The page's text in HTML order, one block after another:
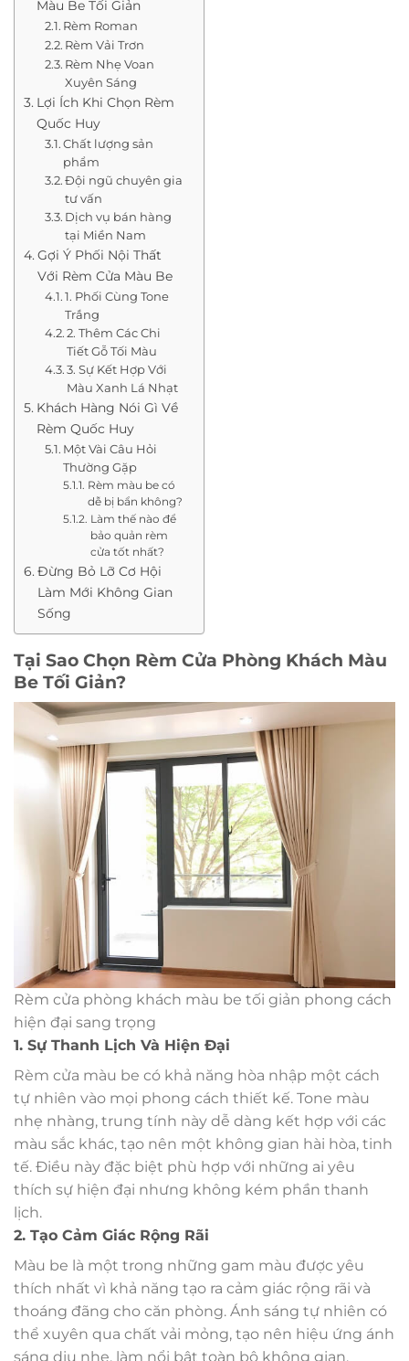
Màu Be Tối Giản
Rèm Roman
Rèm Vải Trơn
Rèm Nhẹ Voan
Xuyên Sáng
Lợi Ích Khi Chọn Rèm
Quốc Huy
Chất lượng sản
phẩm
Đội ngũ chuyên gia
tư vấn
Dịch vụ bán hàng
tại Miền Nam
Gợi Ý Phối Nội Thất
Với Rèm Cửa Màu Be
1. Phối Cùng Tone
Trắng
2. Thêm Các Chi
Tiết Gỗ Tối Màu
3. Sự Kết Hợp Với
Màu Xanh Lá Nhạt
Khách Hàng Nói Gì Về
Rèm Quốc Huy
Một Vài Câu Hỏi
Thường Gặp
Rèm màu be có
dễ bị bẩn không?
Làm thế nào để
bảo quản rèm
cửa tốt nhất?
Đừng Bỏ Lỡ Cơ Hội
Làm Mới Không Gian
Sống
Tại Sao Chọn Rèm Cửa Phòng Khách Màu
Be Tối Giản?
Rèm cửa phòng khách màu be tối giản phong cách
hiện đại sang trọng
1. Sự Thanh Lịch Và Hiện Đại
Rèm cửa màu be có khả năng hòa nhập một cách
tự nhiên vào mọi phong cách thiết kế. Tone màu
nhẹ nhàng, trung tính này dễ dàng kết hợp với các
màu sắc khác, tạo nên một không gian hài hòa, tinh
tế. Điều này đặc biệt phù hợp với những ai yêu
thích sự hiện đại nhưng không kém phần thanh
lịch.
2. Tạo Cảm Giác Rộng Rãi
Màu be là một trong những gam màu được yêu
thích nhất vì khả năng tạo ra cảm giác rộng rãi và
thoáng đãng cho căn phòng. Ánh sáng tự nhiên có
thể xuyên qua chất vải mỏng, tạo nên hiệu ứng ánh
sáng dịu nhẹ, làm nổi bật toàn bộ không gian.